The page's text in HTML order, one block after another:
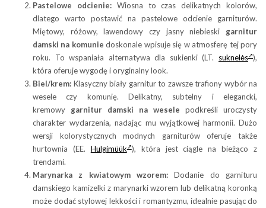
Pastelowe odcienie:Wiosna to czas delikatnych kolorów,
dlatego warto postawić na pastelowe odcienie garniturów.
Miętowy, różowy, lawendowy czy jasny niebieski garnitur
damski na komunie doskonale wpisuje się w atmosferę tej pory
roku. To wspaniała alternatywa dla sukienki (LT. suknelės ),
która oferuje wygodę i oryginalny look.
Biel/krem: Klasyczny biały garnitur to zawsze trafiony wybór na
wesele czy komunię. Delikatny, subtelny i elegancki,
kremowy garnitur damski na wesele podkreśli uroczysty
charakter wydarzenia, nadając mu wyjątkowej harmonii. Dużo
wersji kolorystycznych modnych garniturów oferuje także
hurtownia (EE. Hulgimüük ), która jest ciągle na bieżąco z
trendami.
Marynarka z kwiatowym wzorem: Dodanie do garnituru
damskiego kamizelki z marynarki wzorem lub delikatną koronką
może dodać stylowej lekkości i romantyzmu, idealnie pasując do